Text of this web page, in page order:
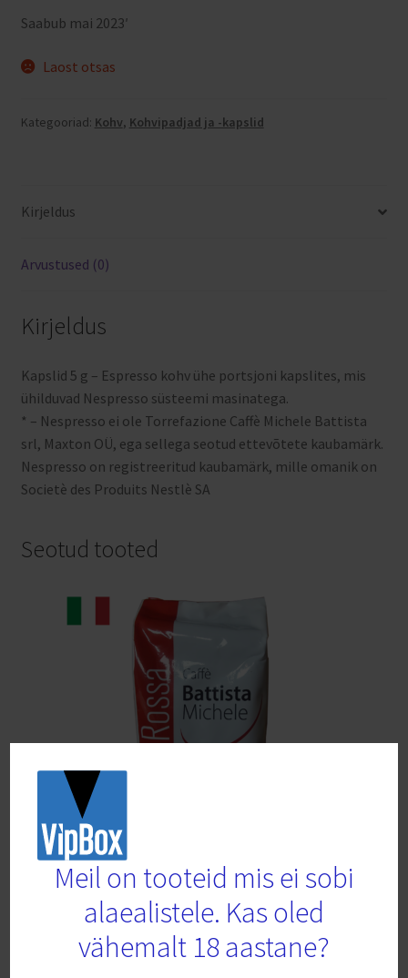
Meil on tooteid mis ei sobi
alaealistele. Kas oled
vähemalt 18 aastane?
Saabub mai 2023′
Laost otsas
Kategooriad: Kohv, Kohvipadjad ja -kapslid
Kirjeldus
Arvustused (0)
Kirjeldus
Kapslid 5 g – Espresso kohv ühe portsjoni kapslites, mis
ühilduvad Nespresso süsteemi masinatega.
* – Nespresso ei ole Torrefazione Caffè Michele Battista
srl, Maxton OÜ, ega sellega seotud ettevõtete kaubamärk.
Nespresso on registreeritud kaubamärk, mille omanik on
Societè des Produits Nestlè SA
Seotud tooted
Kohvioad Battista – Fascia Rossa 1kg
€ 17.66